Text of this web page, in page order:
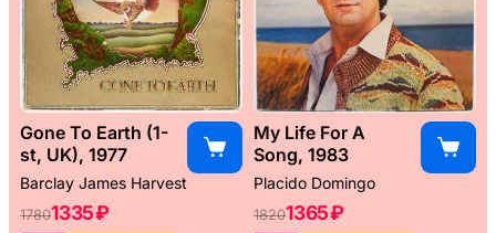
Gone To Earth (1-
st, UK), 1977
Barclay James Harvest
17801335 ₽
My Life For A
Song, 1983
Placido Domingo
18201365 ₽